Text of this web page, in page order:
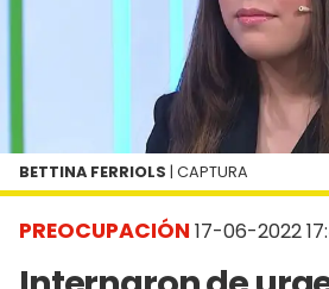
PREOCUPACIÓN 17-06-2022
BETTINA FERRIOLS | CAPTURA